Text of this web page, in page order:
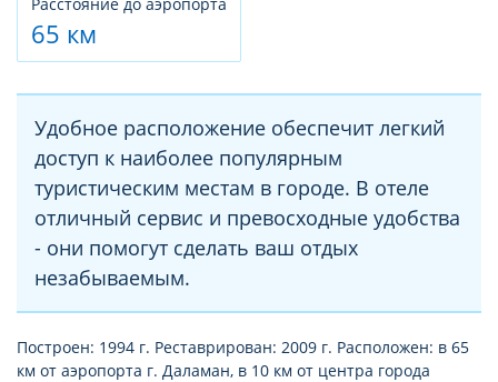
65 км
Удобное расположение обеспечит легкий
доступ к наиболее популярным
туристическим местам в городе. В отеле
отличный сервис и превосходные удобства
- они помогут сделать ваш отдых
незабываемым.
Построен: 1994 г. Реставрирован: 2009 г. Расположен: в 65
км от аэропорта г. Даламан, в 10 км от центра города